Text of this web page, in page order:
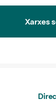
Xarxes